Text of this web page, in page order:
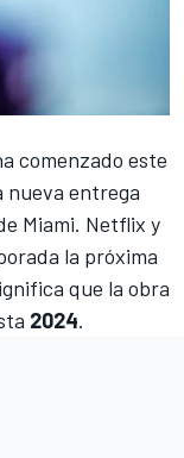
comenzado este
nueva entrega
Miami. Netflix y
la próxima
que la obra
2024.